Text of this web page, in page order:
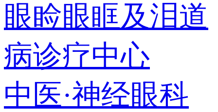
眼睑眼眶及泪道
病诊疗中心
中医·神经眼科